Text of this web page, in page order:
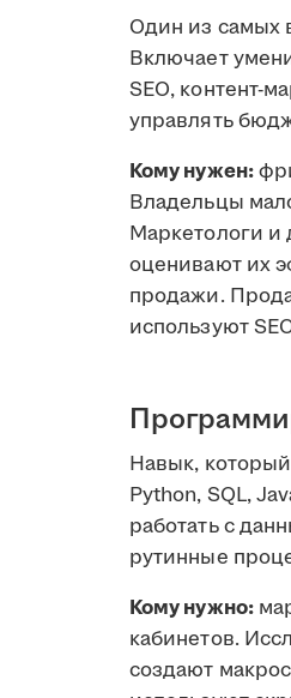
Один из самых
Включает
SEO, контент-
управлять
Кому нужен:
Владельцы
Маркетологи
оценивают их
продажи.
используют
Навык,
Python, SQL,
работать с
рутинные
Кому нужно:
кабинетов.
создают